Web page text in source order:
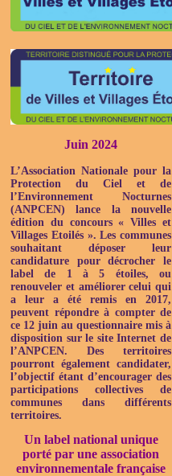
Juin 2024
L’Association Nationale pour la
Protection du Ciel et de
l’Environnement Nocturnes
(ANPCEN) lance la nouvelle
édition du concours « Villes et
Villages Etoilés ». Les communes
souhaitant déposer leur
candidature pour décrocher le
label de 1 à 5 étoiles, ou
renouveler et améliorer celui qui
a leur a été remis en 2017,
peuvent répondre à compter de
ce 12 juin au questionnaire mis à
disposition sur le site Internet de
l’ANPCEN. Des territoires
pourront également candidater,
l’objectif étant d’encourager des
participations collectives de
communes dans différents
territoires.
Un label national unique
porté par une association
environnementale française